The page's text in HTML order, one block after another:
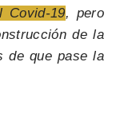
Covid-19, pero
de la
de que pase la